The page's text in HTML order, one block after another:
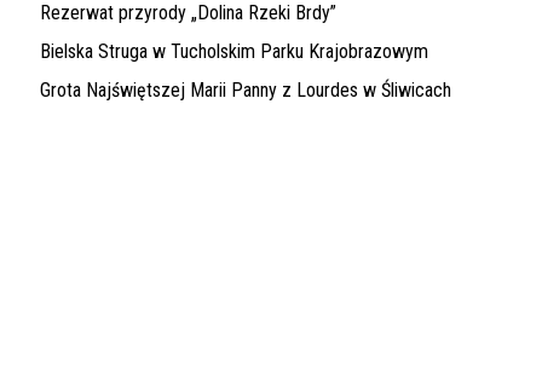
Rezerwat przyrody „Dolina Rzeki Brdy”
Bielska Struga w Tucholskim Parku Krajobrazowym
Grota Najświętszej Marii Panny z Lourdes w Śliwicach